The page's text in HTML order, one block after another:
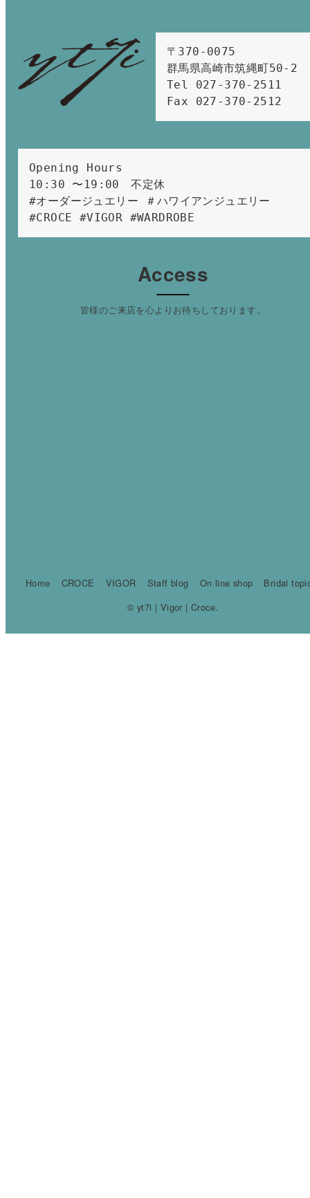
〒370-0075
群馬県高崎市筑縄町50-2
Tel 027-370-2511
Fax 027-370-2512
Opening Hours
10:30 〜19:00　不定休
#オーダージュエリー ＃ハワイアンジュエリー
#CROCE #VIGOR #WARDROBE
Access
皆様のご来店を心よりお待ちしております。
Home CROCE VIGOR Staff blog On line shop
Bridal
© yt7i | Vigor | Croce.